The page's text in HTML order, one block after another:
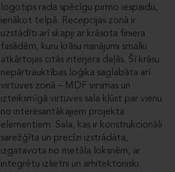
logotips rada spēcīgu pirmo iespaidu,
ienākot telpā. Recepcijas zonā ir
uzstādīti arī skapji ar krāsota finiera
fasādēm, kuru krāsu risinājumi smalki
atkārtojas citās interjera daļās. Šī krāsu
nepārtrauktības loģika saglabāta arī
virtuves zonā – MDF virsmas un
izteiksmīgā virtuves sala kļūst par vienu
no interesantākajiem projekta
elementiem. Sala, kas ir konstrukcionāli
sarežģīta un precīzi izstrādāta,
izgatavota no metāla loksnēm, ar
integrētu izlietni un arhitektoniski